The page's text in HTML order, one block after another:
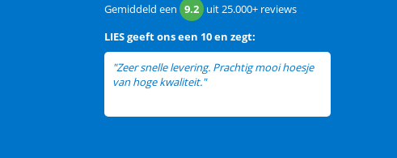
Gemiddeld een 9.2 uit25.000+ reviews
LIESgeeft ons een 10 en zegt:
"Zeer snelle levering. Prachtig mooi hoesje
van hoge kwaliteit."